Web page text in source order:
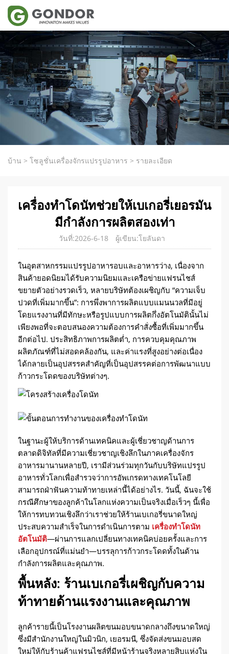
บ้าน > โซลูชั่นเครื่องจักรแปรรูปอาหาร > รายละเอียด
เครื่องทำโดนัทช่วยให้เบเกอรี่เยอรมัน
มีกำลังการผลิตสองเท่า
วันที่:2026-6-18 ผู้เขียน:โยลันดา
ในอุตสาหกรรมแปรรูปอาหารอบและอาหารว่าง, เนื่องจาก
สินค้ายอดนิยมได้รับความนิยมและเครือข่ายแฟรนไชส์
ขยายตัวอย่างรวดเร็ว, หลายบริษัทต้องเผชิญกับ “ความเจ็บ
ปวดที่เพิ่มมากขึ้น”: การพึ่งพาการผลิตแบบแมนนวลที่มีอยู่
โดยแรงงานที่มีทักษะหรือรูปแบบการผลิตกึ่งอัตโนมัตินั้นไม่
เพียงพอที่จะตอบสนองความต้องการคำสั่งซื้อที่เพิ่มมากขึ้น
อีกต่อไป. ประสิทธิภาพการผลิตต่ำ, การควบคุมคุณภาพ
ผลิตภัณฑ์ที่ไม่สอดคล้องกัน, และค่าแรงที่สูงอย่างต่อเนื่อง
ได้กลายเป็นอุปสรรคสำคัญที่เป็นอุปสรรคต่อการพัฒนาแบบ
ก้าวกระโดดของบริษัทต่างๆ.
ในฐานะผู้ให้บริการด้านเทคนิคและผู้เชี่ยวชาญด้านการ
ตลาดดิจิทัลที่มีความเชี่ยวชาญเชิงลึกในภาคเครื่องจักร
อาหารมานานหลายปี, เรามีส่วนร่วมทุกวันกับบริษัทแปรรูป
อาหารทั่วโลกเพื่อสำรวจว่าการอัพเกรดทางเทคโนโลยี
สามารถฝ่าฟันความท้าทายเหล่านี้ได้อย่างไร. วันนี้, ฉันจะใช้
กรณีศึกษาของลูกค้าในโลกแห่งความเป็นจริงเมื่อเร็วๆ นี้เพื่อ
ให้การทบทวนเชิงลึกว่าเราช่วยให้ร้านเบเกอรี่ขนาดใหญ่
ประสบความสำเร็จในการดำเนินการตาม เครื่องทำโดนัท
อัตโนมัติ—ผ่านการแลกเปลี่ยนทางเทคนิคบ่อยครั้งและการ
เลือกอุปกรณ์ที่แม่นยำ—บรรลุการก้าวกระโดดทั้งในด้าน
กำลังการผลิตและคุณภาพ.
พื้นหลัง: ร้านเบเกอรี่เผชิญกับความ
ท้าทายด้านแรงงานและคุณภาพ
ลูกค้ารายนี้เป็นโรงงานผลิตขนมอบขนาดกลางถึงขนาดใหญ่
ซึ่งมีสำนักงานใหญ่ในมิวนิก, เยอรมนี, ซึ่งจัดส่งขนมอบสด
ใหม่ให้กับร้านค้าแฟรนไชส์ที่มีหน้าร้านจริงหลายสิบแห่งใน